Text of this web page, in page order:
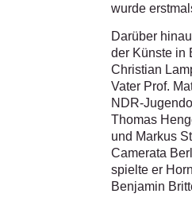
wurde
Darüber
der Künste in
Christian
Vater Prof.
NDR-
Thomas
und Markus
Camerata
spielte er
Benjamin